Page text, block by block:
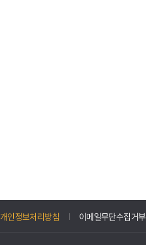
개인정보처리방침 이메일무단수집거부